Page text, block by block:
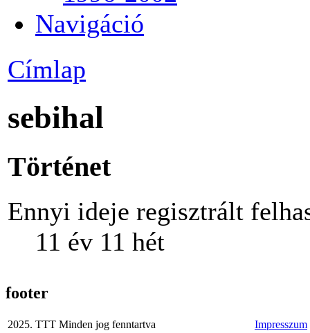
Navigáció
Címlap
sebihal
Történet
Ennyi ideje regisztrált
11 év 11 hét
footer
2025. TTT Minden jog fenntartva Impresszum